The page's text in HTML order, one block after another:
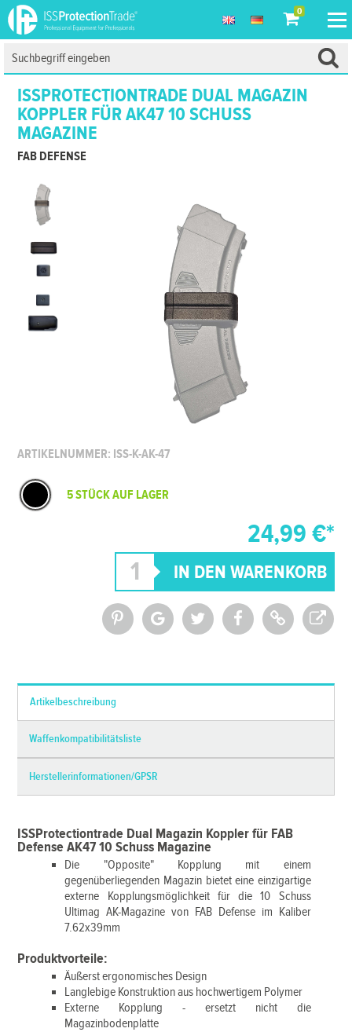
0
ISSPROTECTIONTRADE DUAL MAGAZIN
KOPPLER FÜR AK47 10 SCHUSS
MAGAZINE
FAB DEFENSE
ARTIKELNUMMER: ISS-K-AK-47
5 STÜCK AUF LAGER
24,99 €*
Artikelbeschreibung
Waffenkompatibilitätsliste
Herstellerinformationen/GPSR
ISSProtectiontrade Dual Magazin Koppler für FAB
Defense AK47 10 Schuss Magazine
Die "Opposite" Kopplung mit einem
gegenüberliegenden Magazin bietet eine einzigartige
externe Kopplungsmöglichkeit für die 10 Schuss
Ultimag AK-Magazine von FAB Defense im Kaliber
7.62x39mm
Produktvorteile:
Äußerst ergonomisches Design
Langlebige Konstruktion aus hochwertigem Polymer
Externe Kopplung - ersetzt nicht die
Magazinbodenplatte